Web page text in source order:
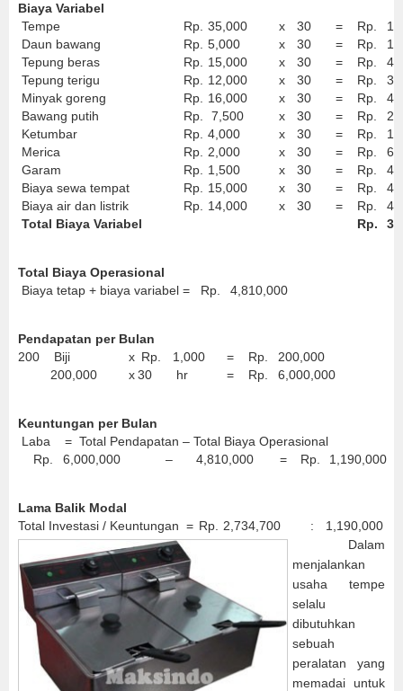
Biaya Variabel
Tempe
Rp. 35,000 x 30 = Rp.
Daun bawang
Rp. 5,000 x 30 = Rp.
Tepung beras
Rp. 15,000 x 30 = Rp.
Tepung terigu
Rp. 12,000 x 30 = Rp.
Minyak goreng
Rp. 16,000 x 30 = Rp.
Bawang putih
Rp. 7,500 x 30 = Rp.
Ketumbar
Rp. 4,000 x 30 = Rp.
Merica
Rp. 2,000 x 30 = Rp.
Garam
Rp. 1,500 x 30 = Rp.
Biaya sewa tempat
Rp. 15,000 x 30 = Rp.
Biaya air dan listrik
Rp. 14,000 x 30 = Rp.
Total Biaya Variabel
Rp.
Total Biaya Operasional
Biaya tetap + biaya variabel =
Rp. 4,810,000
Pendapatan per Bulan
200
Biji x Rp. 1,000 = Rp.
200,000
200,000
x30 hr = Rp. 6,000,000
Keuntungan per Bulan
Laba = Total Pendapatan – Total Biaya Operasional
Rp.
6,000,000 – 4,810,000 = Rp. 1,190,000
Lama Balik Modal
Total Investasi / Keuntungan = Rp. 2,734,700 :
1,190,000
Dalam
menjalankan
usaha tempe
selalu
dibutuhkan
sebuah
peralatan yang
memadai untuk